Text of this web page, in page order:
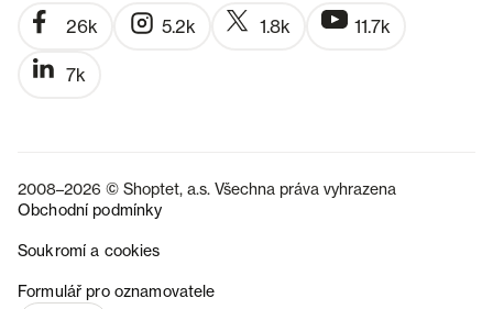
26k 5.2k 1.8k 11.7k
7k
2008–2026 © Shoptet, a.s. Všechna práva vyhrazena
Obchodní podmínky
Soukromí a cookies
Formulář pro oznamovatele